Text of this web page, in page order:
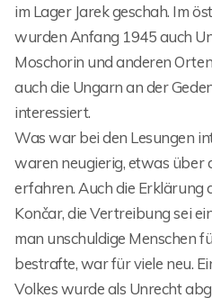
im Lager Jarek geschah. Im
wurden Anfang 1945 auch
Moschorin und anderen
auch die Ungarn an der
interessiert.
Was war bei den Lesungen
waren neugierig, etwas über
erfahren. Auch die Erklärung
Končar, die Vertreibung sei
man unschuldige Menschen
bestrafte, war für viele neu.
Volkes wurde als Unrecht